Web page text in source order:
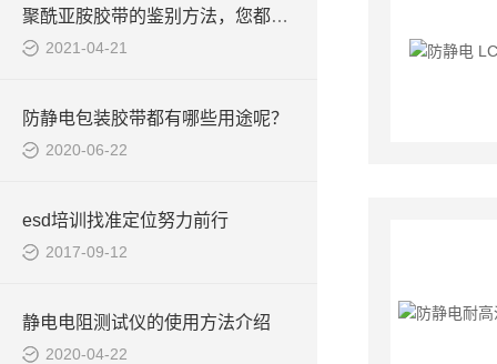
聚酰亚胺胶带的鉴别方法，您都知道吗
2021-04-21
防静电包装胶带都有哪些用途呢？
2020-06-22
esd培训找准定位努力前行
2017-09-12
静电电阻测试仪的使用方法介绍
2020-04-22